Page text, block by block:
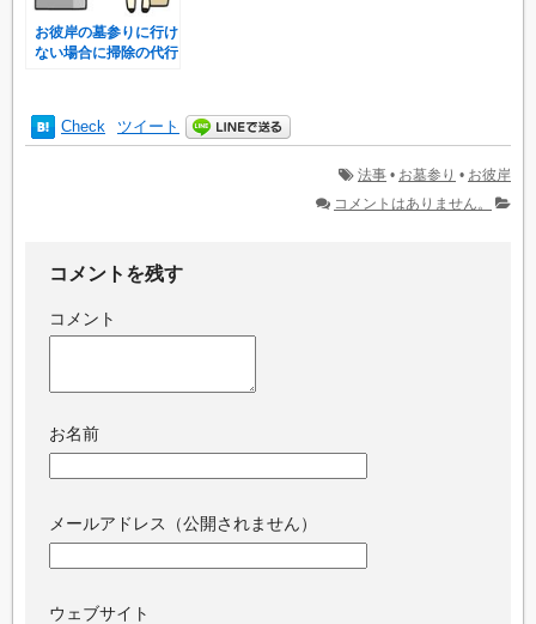
お彼岸の墓参りに行け
ない場合に掃除の代行
Check ツイート
法事 • お墓参り • お彼岸
コメントはありません。
コメントを残す
コメント
お名前
メールアドレス（公開されません）
ウェブサイト